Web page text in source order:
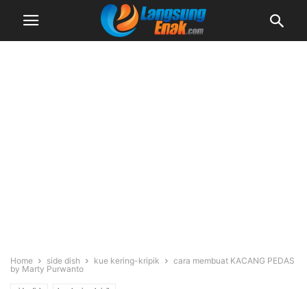
Home side dish kue kering-kripik
cara membuat KACANG PEDAS
by Marty Purwanto